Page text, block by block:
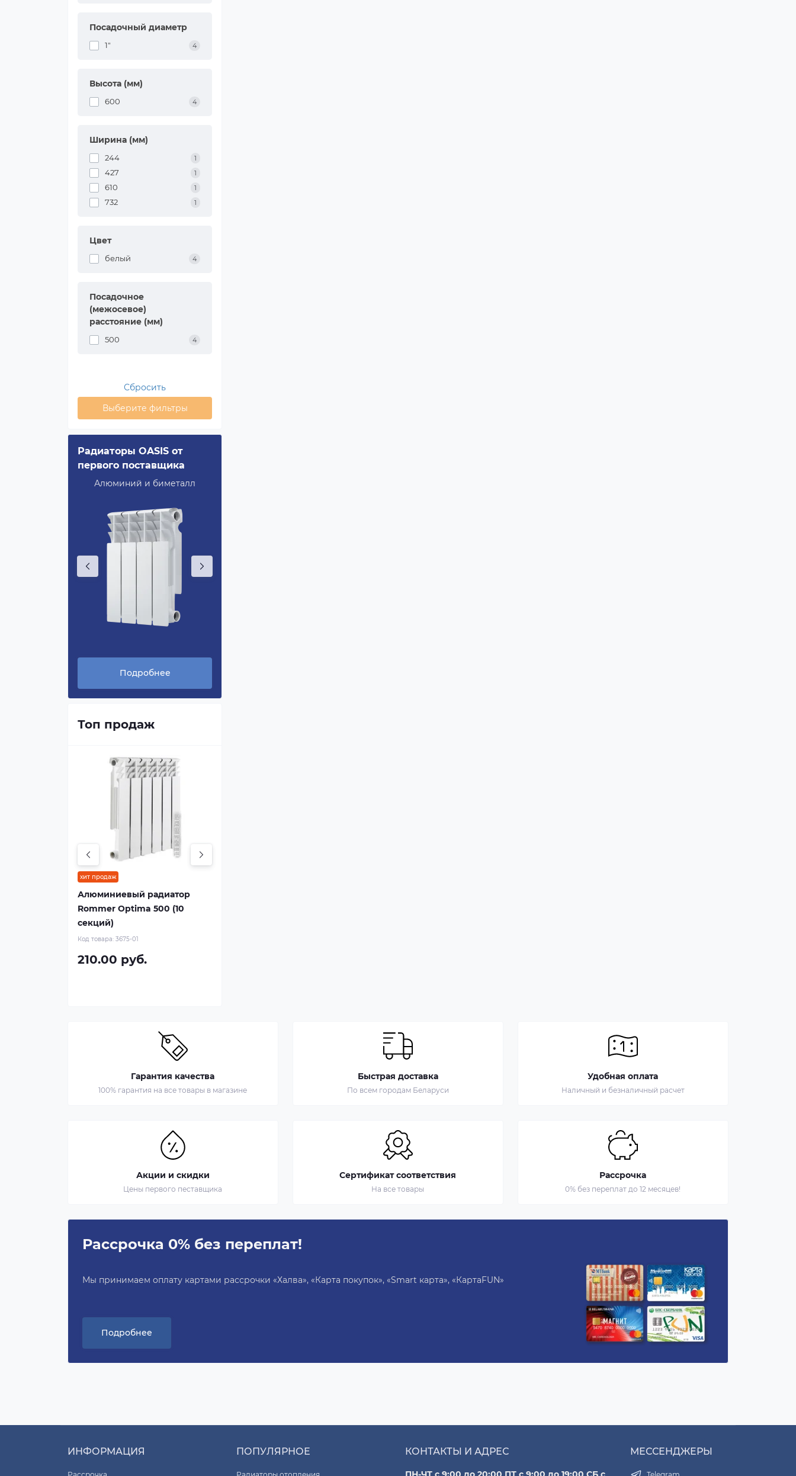
Посадочный диаметр
1" 4
Высота (мм)
600 4
Ширина (мм)
244 1
427 1
610 1
732 1
Цвет
белый 4
Посадочное
(межосевое)
расстояние (мм)
500 4
Сбросить
Выберите фильтры
Радиаторы OASIS от
первого поставщика
Алюминий и биметалл
Подробнее
Топ продаж
хит продаж
Алюминиевый радиатор
Rommer Optima 500 (10
секций)
Код товара: 3675-01
210.00 руб.
Гарантия качества
100% гарантия на все товары в магазине
Быстрая доставка
По всем городам Беларуси
Удобная оплата
Наличный и безналичный расчет
Акции и скидки
Цены первого пеставщика
Сертификат соответствия
На все товары
Рассрочка
0% без переплат до 12 месяцев!
Рассрочка 0% без переплат!
Мы принимаем оплату картами рассрочки «Халва», «Карта покупок», «Smart карта», «КартаFUN»
Подробнее
ИНФОРМАЦИЯ ПОПУЛЯРНОЕ КОНТАКТЫ И АДРЕС МЕССЕНДЖЕРЫ